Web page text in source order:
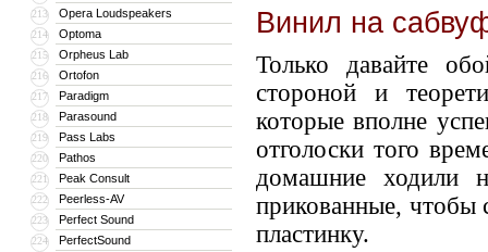
213 Opera Loudspeakers
214 Optoma
215 Orpheus Lab
216 Ortofon
217 Paradigm
218 Parasound
219 Pass Labs
220 Pathos
221 Peak Consult
222 Peerless-AV
223 Perfect Sound
224 PerfectSound
Винил на
Только давайте
стороной и
которые вполне
отголоски того
домашние ходили
прикованные, чтобы
пластинку.